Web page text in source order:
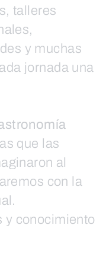
talleres
y muchas
jornada una
que las
al
con la
y conocimiento